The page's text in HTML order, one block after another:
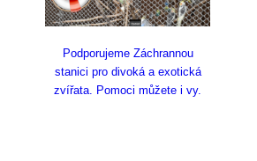
Podporujeme Záchrannou
stanici pro divoká a exotická
zvířata. Pomoci můžete i vy.